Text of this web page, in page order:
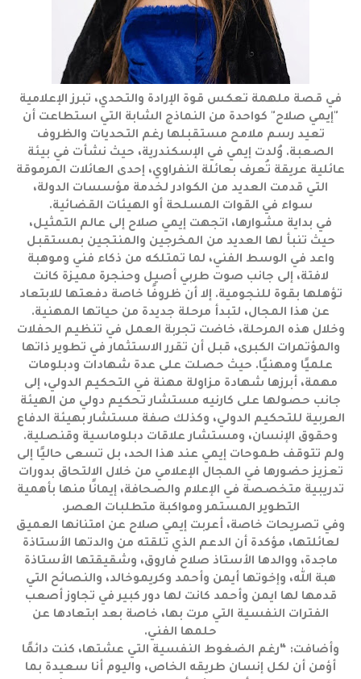
في قصة ملهمة تعكس قوة الإرادة والتحدي، تبرز الإعلامية
"إيمي صلاح" كواحدة من النماذج الشابة التي استطاعت أن
تعيد رسم ملامح مستقبلها رغم التحديات والظروف
الصعبة. وُلدت إيمي في الإسكندرية، حيث نشأت في بيئة
عائلية عريقة تُعرف بعائلة النفراوي، إحدى العائلات المرموقة
التي قدمت العديد من الكوادر لخدمة مؤسسات الدولة،
سواء في القوات المسلحة أو الهيئات القضائية.
في بداية مشوارها، اتجهت إيمي صلاح إلى عالم التمثيل،
حيث تنبأ لها العديد من المخرجين والمنتجين بمستقبل
واعد في الوسط الفني، لما تمتلكه من ذكاء فني وموهبة
لافتة، إلى جانب صوت طربي أصيل وحنجرة مميزة كانت
تؤهلها بقوة للنجومية. إلا أن ظروفًا خاصة دفعتها للابتعاد
عن هذا المجال، لتبدأ مرحلة جديدة من حياتها المهنية.
وخلال هذه المرحلة، خاضت تجربة العمل في تنظيم الحفلات
والمؤتمرات الكبرى، قبل أن تقرر الاستثمار في تطوير ذاتها
علميًا ومهنيًا. حيث حصلت على عدة شهادات ودبلومات
مهمة، أبرزها شهادة مزاولة مهنة في التحكيم الدولي، إلى
جانب حصولها على كارنيه مستشار تحكيم دولي من الهيئة
العربية للتحكيم الدولي، وكذلك صفة مستشار بهيئة الدفاع
وحقوق الإنسان، ومستشار علاقات دبلوماسية وقنصلية.
ولم تتوقف طموحات إيمي عند هذا الحد، بل تسعى حاليًا إلى
تعزيز حضورها في المجال الإعلامي من خلال الالتحاق بدورات
تدريبية متخصصة في الإعلام والصحافة، إيمانًا منها بأهمية
التطوير المستمر ومواكبة متطلبات العصر.
وفي تصريحات خاصة، أعربت إيمي صلاح عن امتنانها العميق
لعائلتها، مؤكدة أن الدعم الذي تلقته من والدتها الأستاذة
ماجدة، ووالدها الأستاذ صلاح فاروق، وشقيقتها الأستاذة
هبة الله، وإخوتها أيمن وأحمد وكريموخالد، والنصائح التي
قدمها لها ايمن وأحمد كانت لها دور كبير في تجاوز أصعب
الفترات النفسية التي مرت بها، خاصة بعد ابتعادها عن
حلمها الفني.
وأضافت: “رغم الضغوط النفسية التي عشتها، كنت دائمًا
أؤمن أن لكل إنسان طريقه الخاص، واليوم أنا سعيدة بما